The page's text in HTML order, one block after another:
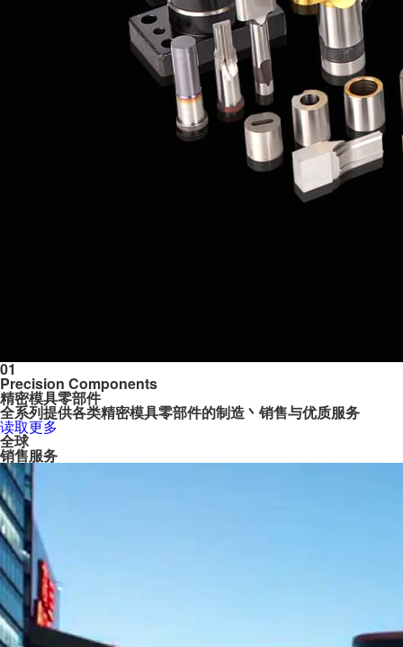
01
Precision Components
精密模具零部件
全系列提供各类精密模具零部件的制造丶销售与优质服务
读取更多
02
Automation Parts
自动化设备零部件
全系列提供各类精密模具零部件的制造丶销售与优质服务
读取更多
03
Medicine Equipment Parts
制药模具及医疗器材零部件
全系列提供各类精密模具零部件的制造丶销售与优质服务
读取更多
全球
销售服务